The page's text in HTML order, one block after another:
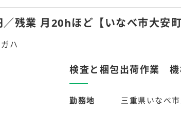
残業 月20hほど【いなべ市大安
ハ
検査と梱包出荷作業
勤務地 三重県いなべ